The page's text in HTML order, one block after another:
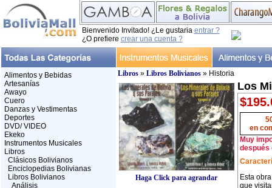
Bienvenido Invitado! ¿Le gustaria entrar ?
¿O prefiere crear una cuenta ?
Alimentos y Bebidas
Artesanías
Awayo
Cuero
Danzas y Vestimentas
Deportes
DVD/ VIDEO
Ekeko
Instrumentos Musicales
Libros
Clásicos Bolivianos
Enciclopedias Bolivianas
Libros Bolivianos
Análisis
Libros» Libros Bolivianos» Historia
Haga Click para agrandar
Los
en
Muy
después
Esta
que